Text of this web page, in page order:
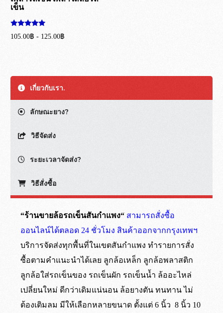
เข็น
ให้คะแนน
5.00
105.00฿ - 125.00฿
เกี่ยวกับเรา.
ลักษณะยาง?
วิธีจัดส่ง
ระยะเวลาจัดส่ง?
วิธีสั่งซื้อ
“ร้านขายล้อรถเข็นสันกำแพง“ สามารถสั่งซื้อ
ออนไลน์ได้ตลอด 24 ชั่วโมง สินค้าออกจากกรุงเทพฯ
บริการจัดส่งทุกพื้นที่ในเขตสันกำแพง ทำรายการสั่ง
ซื้อตามคำแนะนำได้เลย ลูกล้อเหล็ก ลูกล้อพลาสติก
ลูกล้อใส่รถเข็นของ รถเข็นผัก รถเข็นน้ำ ล้ออะไหล่
เปลี่ยนใหม่ ดีกว่าเดิมแน่นอน ล้อยางตัน ทนทาน ไม่
ต้องเติมลม มีให้เลือกหลายขนาด ตั้งแต่ 6 นิ้ว 8 นิ้ว 10